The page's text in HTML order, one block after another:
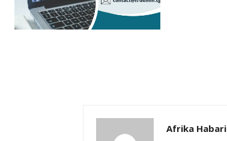
Afrika Habari